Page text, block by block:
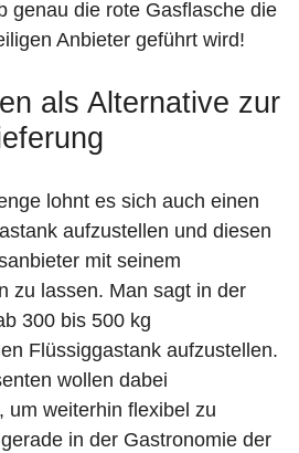
genau die rote Gasflasche die
Anbieter geführt wird!
als Alternative zur
lohnt es sich auch einen
aufzustellen und diesen
mit seinem
zu lassen. Man sagt in der
300 bis 500 kg
Flüssiggastank aufzustellen.
wollen dabei
, um weiterhin flexibel zu
in der Gastronomie der